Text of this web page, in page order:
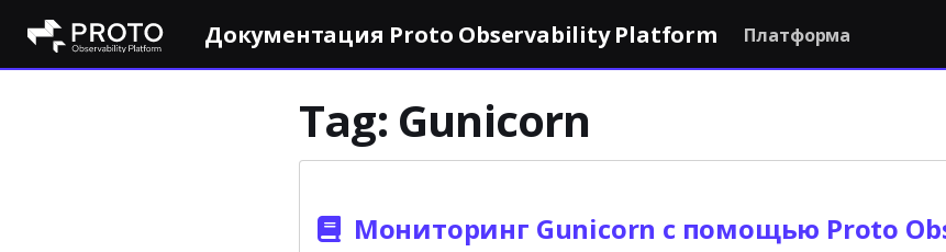
Документация Proto Observability Platform Платформа
Tag: Gunicorn
Мониторинг Gunicorn с помощью Proto